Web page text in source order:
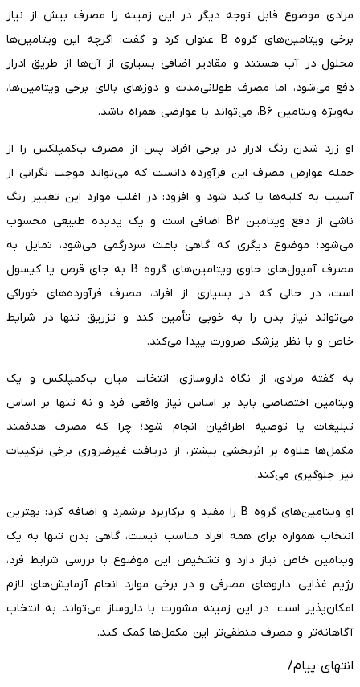
مرادی موضوع قابل توجه دیگر در این زمینه را مصرف بیش از نیاز
برخی ویتامین‌های گروه B عنوان کرد و گفت: اگرچه این ویتامین‌ها
محلول در آب هستند و مقادیر اضافی بسیاری از آن‌ها از طریق ادرار
دفع می‌شود، اما مصرف طولانی‌مدت و دوزهای بالای برخی ویتامین‌ها،
به‌ویژه ویتامین B۶، می‌تواند با عوارضی همراه باشد.
او زرد شدن رنگ ادرار در برخی افراد پس از مصرف ب‌کمپلکس را از
جمله عوارض مصرف این فرآورده دانست که می‌تواند موجب نگرانی از
آسیب به کلیه‌ها یا کبد شود و افزود: در اغلب موارد این تغییر رنگ
ناشی از دفع ویتامین B۲ اضافی است و یک پدیده طبیعی محسوب
می‌شود؛ موضوع دیگری که گاهی باعث سردرگمی می‌شود، تمایل به
مصرف آمپول‌های حاوی ویتامین‌های گروه B به جای قرص یا کپسول
است، در حالی که در بسیاری از افراد، مصرف فرآورده‌های خوراکی
می‌تواند نیاز بدن را به خوبی تأمین کند و تزریق تنها در شرایط
خاص و با نظر پزشک ضرورت پیدا می‌کند.
به گفته مرادی، از نگاه داروسازی، انتخاب میان ب‌کمپلکس و یک
ویتامین اختصاصی باید بر اساس نیاز واقعی فرد و نه تنها بر اساس
تبلیغات یا توصیه اطرافیان انجام شود؛ چرا که مصرف هدفمند
مکمل‌ها علاوه بر اثربخشی بیشتر، از دریافت غیرضروری برخی ترکیبات
نیز جلوگیری می‌کند.
او ویتامین‌های گروه B را مفید و پرکاربرد برشمرد و اضافه کرد: بهترین
انتخاب همواره برای همه افراد مناسب نیست، گاهی بدن تنها به یک
ویتامین خاص نیاز دارد و تشخیص این موضوع با بررسی شرایط فرد،
رژیم غذایی، داروهای مصرفی و در برخی موارد انجام آزمایش‌های لازم
امکان‌پذیر است؛ در این زمینه مشورت با داروساز می‌تواند به انتخاب
آگاهانه‌تر و مصرف منطقی‌تر این مکمل‌ها کمک کند.
انتهای پیام/